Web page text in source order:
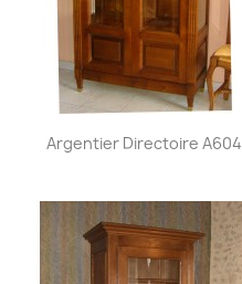
Argentier Directoire A604